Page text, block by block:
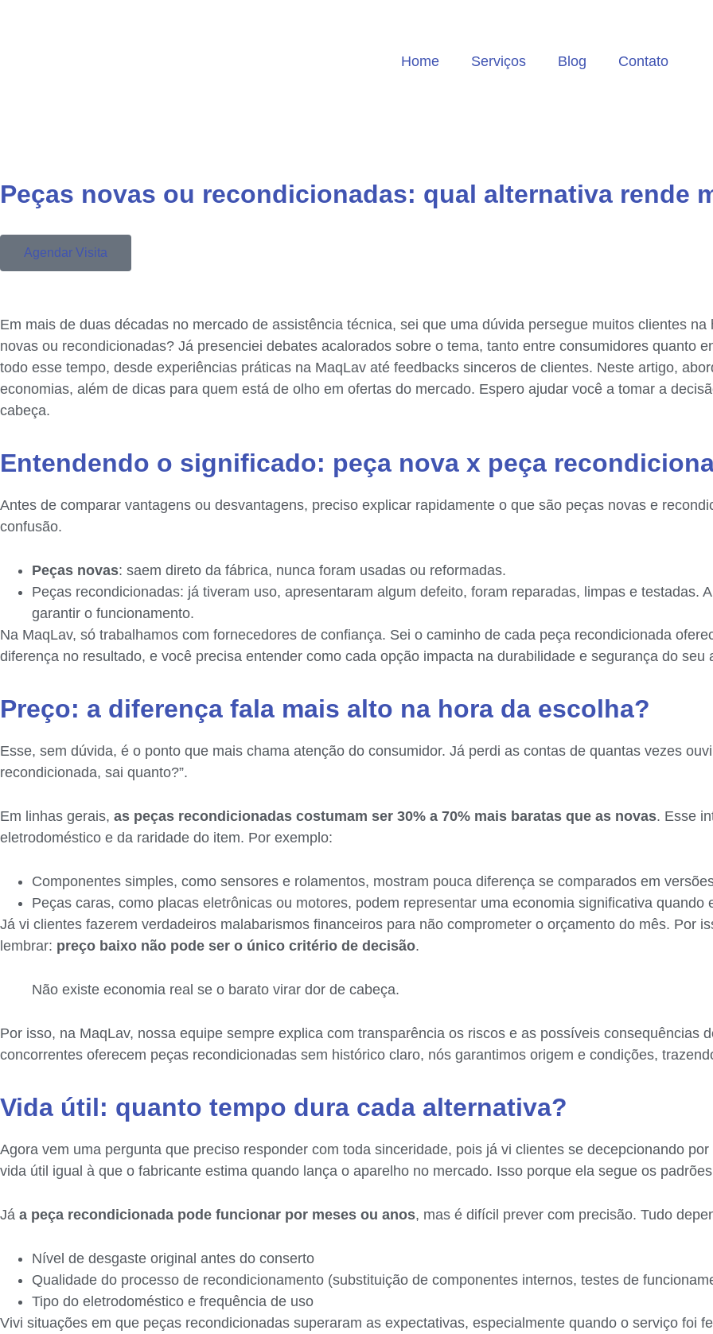
Home Serviços Blog Contato
Peças novas ou recondicionadas: qual alternativa rende
Agendar Visita
Em mais de duas décadas no mercado de assistência técnica, sei que uma dúvida persegue muitos clientes
novas ou recondicionadas? Já presenciei debates acalorados sobre o tema, tanto entre consumidores quanto
todo esse tempo, desde experiências práticas na MaqLav até feedbacks sinceros de clientes. Neste artigo,
economias, além de dicas para quem está de olho em ofertas do mercado. Espero ajudar você a tomar a
cabeça.
Entendendo o significado: peça nova x peça
Antes de comparar vantagens ou desvantagens, preciso explicar rapidamente o que são peças novas e
confusão.
Peças novas: saem direto da fábrica, nunca foram usadas ou reformadas.
Peças recondicionadas: já tiveram uso, apresentaram algum defeito, foram reparadas, limpas e testadas.
garantir o funcionamento.
Na MaqLav, só trabalhamos com fornecedores de confiança. Sei o caminho de cada peça recondicionada
diferença no resultado, e você precisa entender como cada opção impacta na durabilidade e segurança do seu
Preço: a diferença fala mais alto na hora da escolha?
Esse, sem dúvida, é o ponto que mais chama atenção do consumidor. Já perdi as contas de quantas vezes
recondicionada, sai quanto?”.
Em linhas gerais, as peças recondicionadas costumam ser 30% a 70% mais baratas que as novas. Esse
eletrodoméstico e da raridade do item. Por exemplo:
Componentes simples, como sensores e rolamentos, mostram pouca diferença se comparados em
Peças caras, como placas eletrônicas ou motores, podem representar uma economia significativa quando
Já vi clientes fazerem verdadeiros malabarismos financeiros para não comprometer o orçamento do mês. Por
lembrar: preço baixo não pode ser o único critério de decisão.
Não existe economia real se o barato virar dor de cabeça.
Por isso, na MaqLav, nossa equipe sempre explica com transparência os riscos e as possíveis consequências
concorrentes oferecem peças recondicionadas sem histórico claro, nós garantimos origem e condições,
Vida útil: quanto tempo dura cada alternativa?
Agora vem uma pergunta que preciso responder com toda sinceridade, pois já vi clientes se decepcionando
vida útil igual à que o fabricante estima quando lança o aparelho no mercado. Isso porque ela segue os
Já a peça recondicionada pode funcionar por meses ou anos, mas é difícil prever com precisão. Tudo
Nível de desgaste original antes do conserto
Qualidade do processo de recondicionamento (substituição de componentes internos, testes de
Tipo do eletrodoméstico e frequência de uso
Vivi situações em que peças recondicionadas superaram as expectativas, especialmente quando o serviço foi